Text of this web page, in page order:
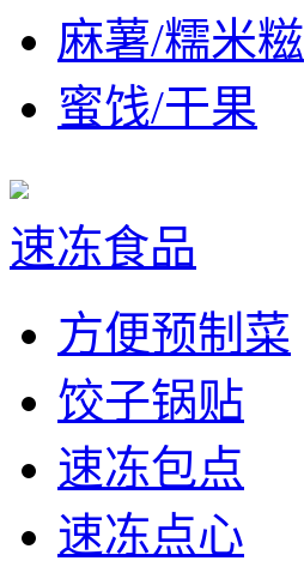
麻薯/糯米糍
蜜饯/干果
速冻食品
方便预制菜
饺子锅贴
速冻包点
速冻点心